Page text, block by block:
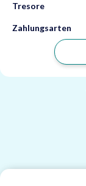
Tresore
Zahlungsarten